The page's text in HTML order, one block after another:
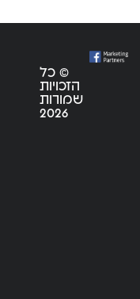
© כל
הזכויות
שמורות
2026